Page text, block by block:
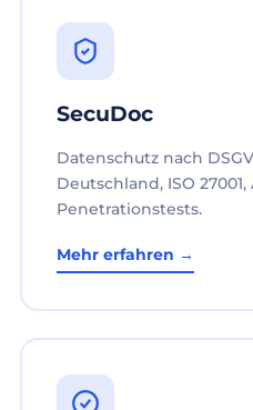
SecuDoc
Datenschutz nach
Deutschland, ISO
Penetrationstests.
Mehr erfahren →